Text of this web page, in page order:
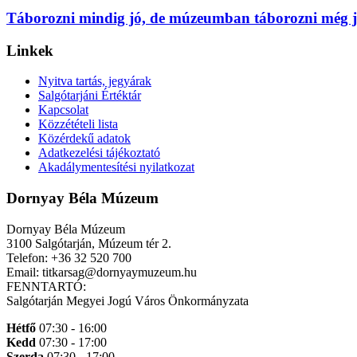
Táborozni mindig jó, de múzeumban táborozni még
Linkek
Nyitva tartás, jegyárak
Salgótarjáni Értéktár
Kapcsolat
Közzétételi lista
Közérdekű adatok
Adatkezelési tájékoztató
Akadálymentesítési nyilatkozat
Dornyay Béla Múzeum
Dornyay Béla Múzeum
3100 Salgótarján, Múzeum tér 2.
Telefon: +36 32 520 700
Email: titkarsag@dornyaymuzeum.hu
FENNTARTÓ:
Salgótarján Megyei Jogú Város Önkormányzata
Hétfő 07:30 - 16:00
Kedd 07:30 - 17:00